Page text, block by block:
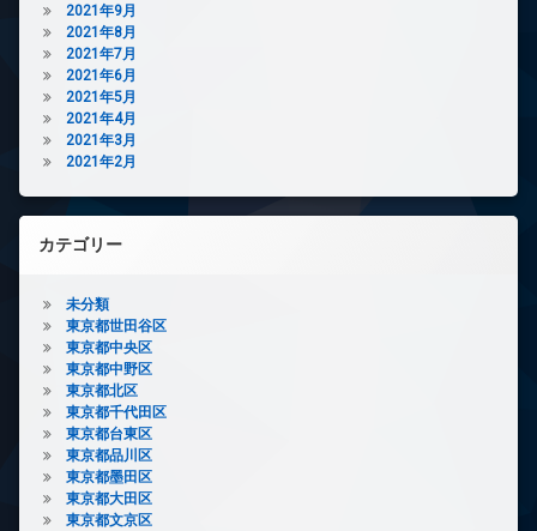
2021年9月
2021年8月
2021年7月
2021年6月
2021年5月
2021年4月
2021年3月
2021年2月
カテゴリー
未分類
東京都世田谷区
東京都中央区
東京都中野区
東京都北区
東京都千代田区
東京都台東区
東京都品川区
東京都墨田区
東京都大田区
東京都文京区